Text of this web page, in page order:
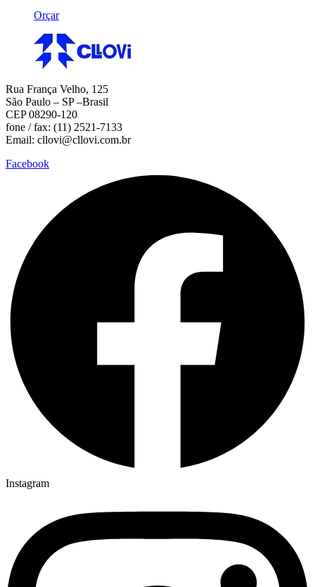
Orçar
Rua França Velho, 125
São Paulo – SP –Brasil
CEP 08290-120
fone / fax: (11) 2521-7133
Email: cllovi@cllovi.com.br
Facebook
Instagram